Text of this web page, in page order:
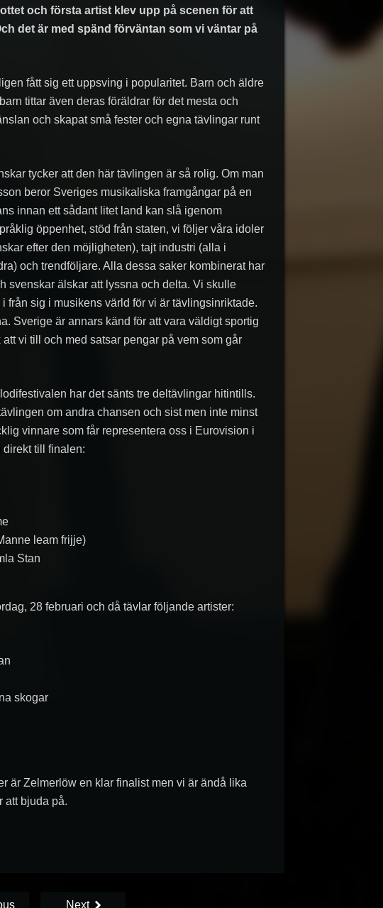
och första artist klev upp på scenen för att
det är med spänd förväntan som vi väntar på
fått sig ett uppsving i popularitet. Barn och äldre
tittar även deras föräldrar för det mesta och
och skapat små fester och egna tävlingar runt
tycker att den här tävlingen är så rolig. Om man
beror Sveriges musikaliska framgångar på en
innan ett sådant litet land kan slå igenom
öppenhet, stöd från staten, vi följer våra idoler
efter den möjligheten), tajt industri (alla i
och trendföljare. Alla dessa saker kombinerat har
svenskar älskar att lyssna och delta. Vi skulle
från sig i musikens värld för vi är tävlingsinriktade.
Sverige är annars känd för att vara väldigt sportig
vi till och med satsar pengar på vem som går
har det sänts tre deltävlingar hitintills.
om andra chansen och sist men inte minst
vinnare som får representera oss i Eurovision i
till finalen:
leam frijje)
Stan
28 februari och då tävlar följande artister:
skogar
är Zelmerlöw en klar finalist men vi är ändå lika
att bjuda på.
Next